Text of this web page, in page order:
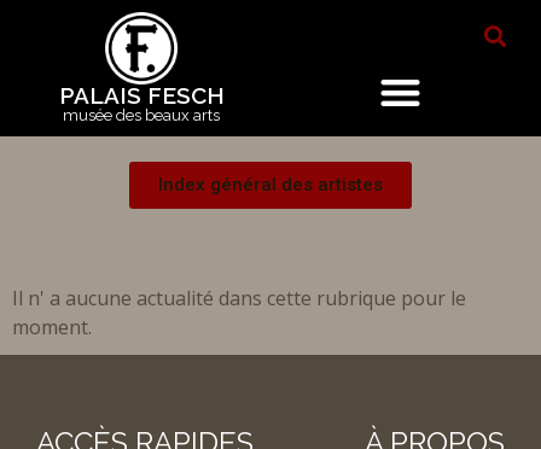
PALAIS FESCH
musée des beaux arts
Index général des artistes
Il n' a aucune actualité dans cette rubrique pour le
moment.
ACCÈS RAPIDES À PROPOS